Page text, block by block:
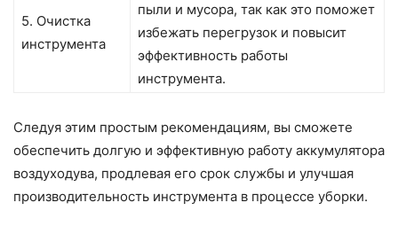
5. Очистка
инструмента
пыли и мусора, так как это поможет
избежать перегрузок и повысит
эффективность работы
инструмента.
Следуя этим простым рекомендациям, вы сможете
обеспечить долгую и эффективную работу аккумулятора
воздуходува, продлевая его срок службы и улучшая
производительность инструмента в процессе уборки.